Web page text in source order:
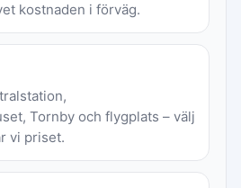
kostnaden i förväg.
Tornby och flygplats – välj
vi priset.